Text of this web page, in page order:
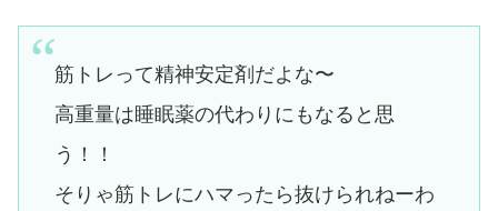
筋トレって精神安定剤だよな〜
高重量は睡眠薬の代わりにもなると思
う！！
そりゃ筋トレにハマったら抜けられねーわ